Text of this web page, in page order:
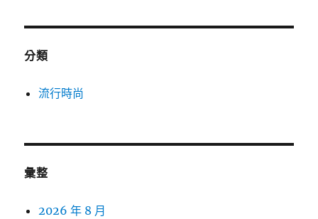
分類
流行時尚
彙整
2026 年 8 月